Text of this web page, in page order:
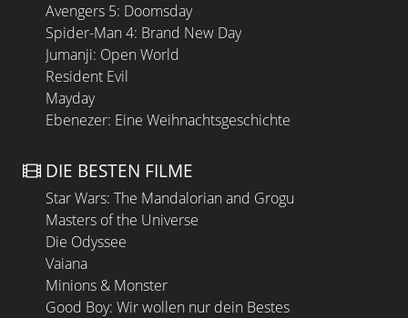
Avengers 5: Doomsday
Spider-Man 4: Brand New Day
Jumanji: Open World
Resident Evil
Mayday
Ebenezer: Eine Weihnachtsgeschichte
DIE BESTEN FILME
Star Wars: The Mandalorian and Grogu
Masters of the Universe
Die Odyssee
Vaiana
Minions & Monster
Good Boy: Wir wollen nur dein Bestes